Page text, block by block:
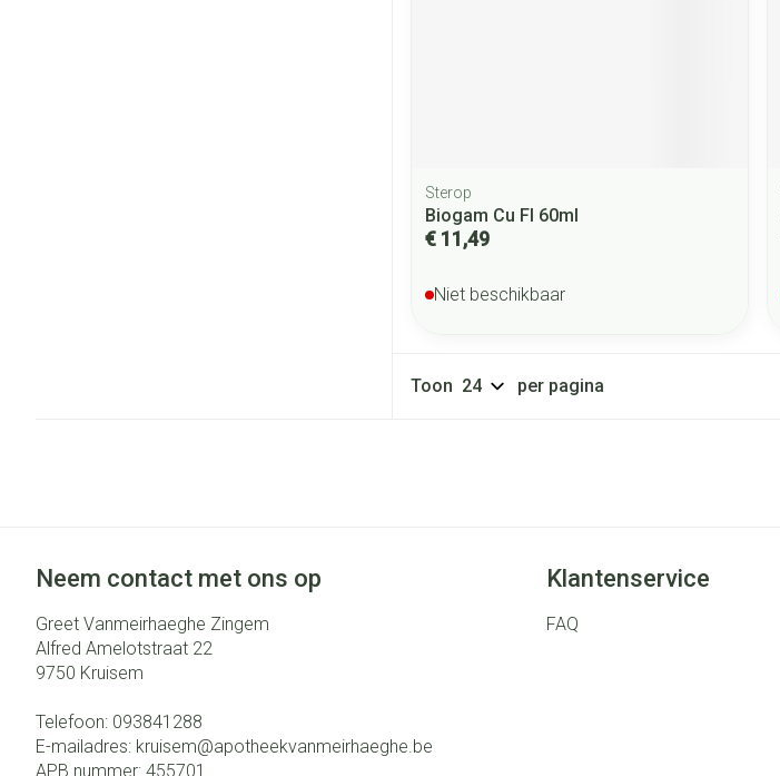
Sterop
Biogam Cu Fl 60ml
€ 11,49
Niet beschikbaar
Toon per pagina
Neem contact met ons op
Greet Vanmeirhaeghe Zingem
Alfred Amelotstraat 22
9750 Kruisem
Telefoon: 093841288
E-mailadres: kruisem@apotheekvanmeirhaeghe.be
APB nummer: 455701
Klantenservice
FAQ